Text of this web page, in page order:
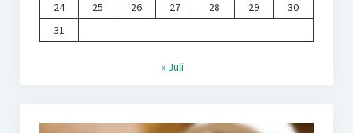
24 25 26 27 28 29
30
31
« Juli